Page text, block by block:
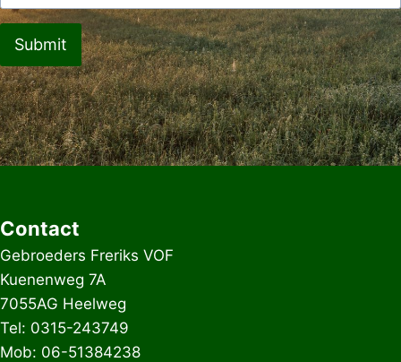
Submit
Contact
Gebroeders Freriks VOF
Kuenenweg 7A
7055AG Heelweg
Tel: 0315-243749
Mob: 06-51384238